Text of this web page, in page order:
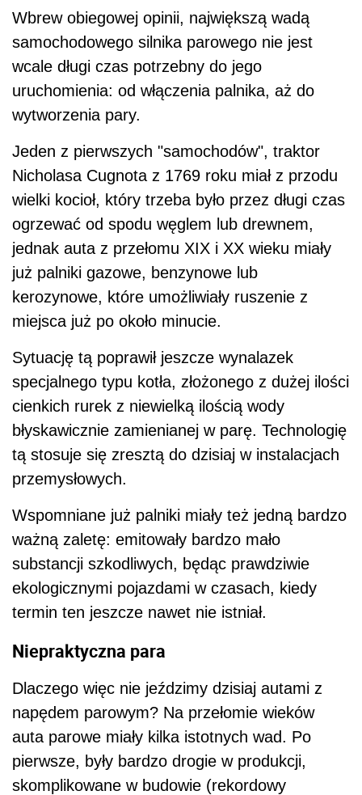
Wbrew obiegowej opinii, największą wadą
samochodowego silnika parowego nie jest
wcale długi czas potrzebny do jego
uruchomienia: od włączenia palnika, aż do
wytworzenia pary.
Jeden z pierwszych "samochodów", traktor
Nicholasa Cugnota z 1769 roku miał z przodu
wielki kocioł, który trzeba było przez długi czas
ogrzewać od spodu węglem lub drewnem,
jednak auta z przełomu XIX i XX wieku miały
już palniki gazowe, benzynowe lub
kerozynowe, które umożliwiały ruszenie z
miejsca już po około minucie.
Sytuację tą poprawił jeszcze wynalazek
specjalnego typu kotła, złożonego z dużej ilości
cienkich rurek z niewielką ilością wody
błyskawicznie zamienianej w parę. Technologię
tą stosuje się zresztą do dzisiaj w instalacjach
przemysłowych.
Wspomniane już palniki miały też jedną bardzo
ważną zaletę: emitowały bardzo mało
substancji szkodliwych, będąc prawdziwie
ekologicznymi pojazdami w czasach, kiedy
termin ten jeszcze nawet nie istniał.
Niepraktyczna para
Dlaczego więc nie jeździmy dzisiaj autami z
napędem parowym? Na przełomie wieków
auta parowe miały kilka istotnych wad. Po
pierwsze, były bardzo drogie w produkcji,
skomplikowane w budowie (rekordowy